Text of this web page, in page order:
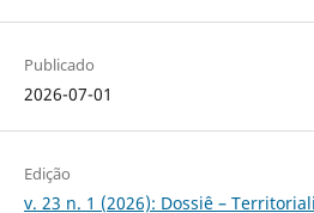
Publicado
2026-07-01
Edição
v. 23 n. 1 (2026): Dossiê –